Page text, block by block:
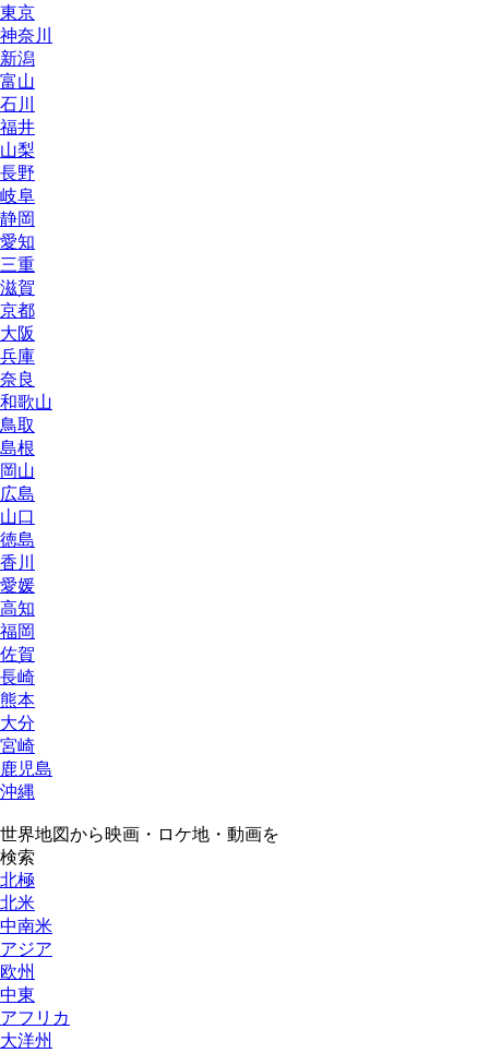
東京
神奈川
新潟
富山
石川
福井
山梨
長野
岐阜
静岡
愛知
三重
滋賀
京都
大阪
兵庫
奈良
和歌山
鳥取
島根
岡山
広島
山口
徳島
香川
愛媛
高知
福岡
佐賀
長崎
熊本
大分
宮崎
鹿児島
沖縄
世界地図から映画・ロケ地・動画を
検索
北極
北米
中南米
アジア
欧州
中東
アフリカ
大洋州